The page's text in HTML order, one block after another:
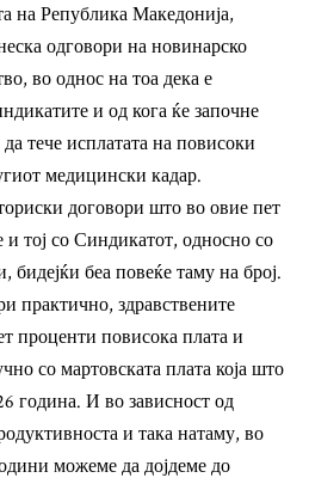
на Република Македонија,
одговори на новинарско
во однос на тоа дека е
и од кога ќе започне
тече исплатата на повисоки
медицински кадар.
договори што во овие пет
тој со Синдикатот, односно со
бидејќи беа повеќе таму на број.
практично, здравствените
проценти повисока плата и
со мартовската плата која што
година. И во зависност од
и така натаму, во
можеме да дојдеме до